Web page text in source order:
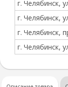
г. Челябинск,
г. Челябинск,
г. Челябинск,
г. Челябинск,